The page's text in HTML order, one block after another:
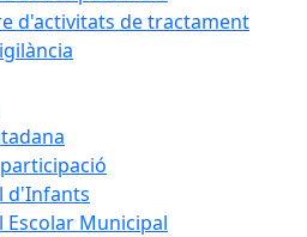
d'activitats de tractament
d'Infants
Escolar Municipal